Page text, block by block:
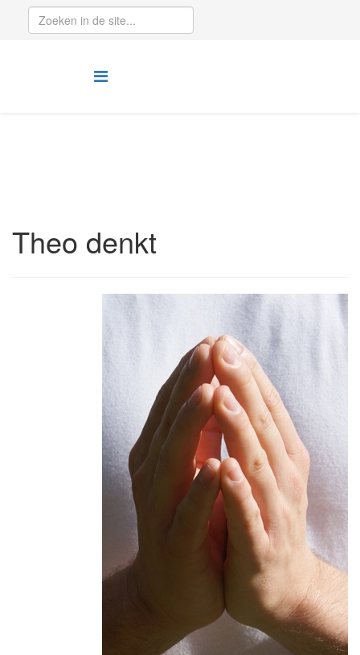
Theo denkt